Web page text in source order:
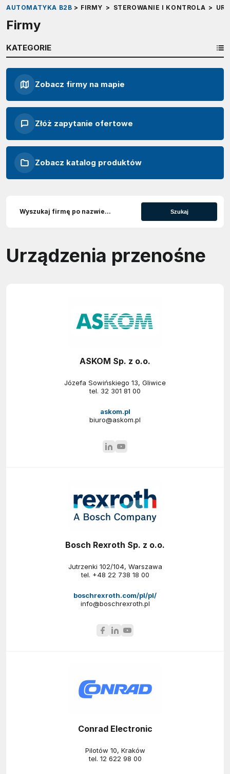
AUTOMATYKA B2B > FIRMY > STEROWANIE I KONTROLA >
Firmy
KATEGORIE
Zobacz firmy na mapie
Złóż zapytanie ofertowe
Zobacz katalog produktów
Szukaj
Urządzenia przenośne
ASKOM Sp. z o.o.
Józefa Sowińskiego 13, Gliwice
tel. 32 301 81 00
askom.pl
biuro@askom.pl
Bosch Rexroth Sp. z o.o.
Jutrzenki 102/104, Warszawa
tel. +48 22 738 18 00
boschrexroth.com/pl/pl/
info@boschrexroth.pl
Conrad Electronic
Pilotów 10, Kraków
tel. 12 622 98 00